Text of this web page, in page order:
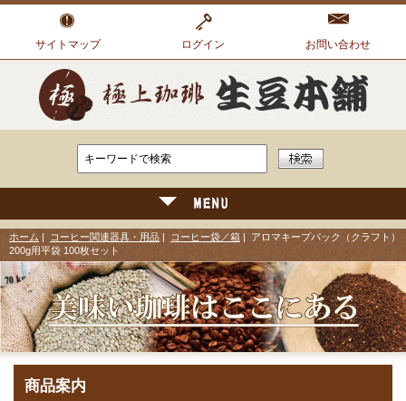
サイトマップ ログイン お問い合わせ
ホーム コーヒー関連器具・用品 コーヒー袋／箱 | アロマキープパック（クラフト）
200g用平袋 100枚セット
商品案内